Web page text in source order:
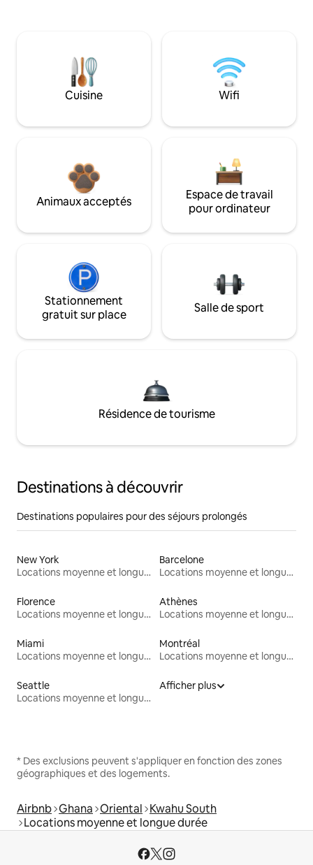
Cuisine Wifi
Animaux acceptés
Espace de travail
pour ordinateur
Stationnement
gratuit sur place
Salle de sport
Résidence de tourisme
Destinations à découvrir
Destinations populaires pour des séjours prolongés
New York
Locations moyenne et longue durée
Barcelone
Locations moyenne et longue durée
Florence
Locations moyenne et longue durée
Athènes
Locations moyenne et longue durée
Miami
Locations moyenne et longue durée
Montréal
Locations moyenne et longue durée
Seattle
Locations moyenne et longue durée
Afficher plus
* Des exclusions peuvent s'appliquer en fonction des zones
géographiques et des logements.
Airbnb Ghana Oriental Kwahu South
Locations moyenne et longue durée